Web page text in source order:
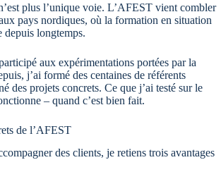
plus l’unique voie. L’AFEST vient combler
pays nordiques, où la formation en situation
depuis longtemps.
aux expérimentations portées par la
j’ai formé des centaines de référents
des projets concrets. Ce que j’ai testé sur le
– quand c’est bien fait.
de l’AFEST
des clients, je retiens trois avantages